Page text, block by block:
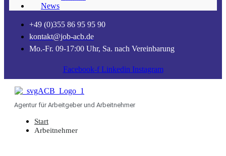
News
+49 (0)355 86 95 95 90
kontakt@job-acb.de
Mo.-Fr. 09-17:00 Uhr, Sa. nach Vereinbarung
Facebook-f Linkedin Instagram
Agentur für Arbeitgeber und Arbeitnehmer
Start
Arbeitnehmer